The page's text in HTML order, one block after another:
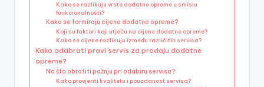
Kako se razlikuju vrste dodatne opreme u smislu
funkcionalnosti?
Kako se formiraju cijene dodatne opreme?
Koji su faktori koji utječu na cijene dodatne opreme?
Kako se cijene razlikuju između različitih servisa?
Kako odabrati pravi servis za prodaju dodatne
opreme?
Na što obratiti pažnju pri odabiru servisa?
Kako provjeriti kvalitetu i pouzdanost servisa?